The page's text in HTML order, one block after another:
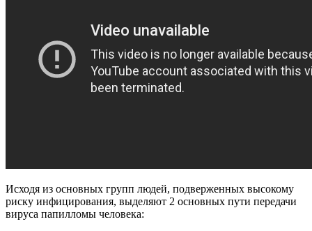
Исходя из основных групп людей, подверженных высокому
риску инфицирования, выделяют 2 основных пути передачи
вируса папилломы человека: